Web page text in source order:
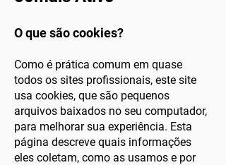
O que são cookies?
Como é prática comum em quase
todos os sites profissionais, este site
usa cookies, que são pequenos
arquivos baixados no seu computador,
para melhorar sua experiência. Esta
página descreve quais informações
eles coletam, como as usamos e por